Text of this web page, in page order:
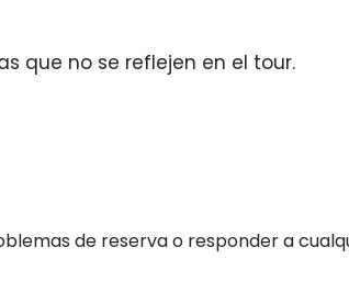
que no se reflejen en el tour.
de reserva o responder a